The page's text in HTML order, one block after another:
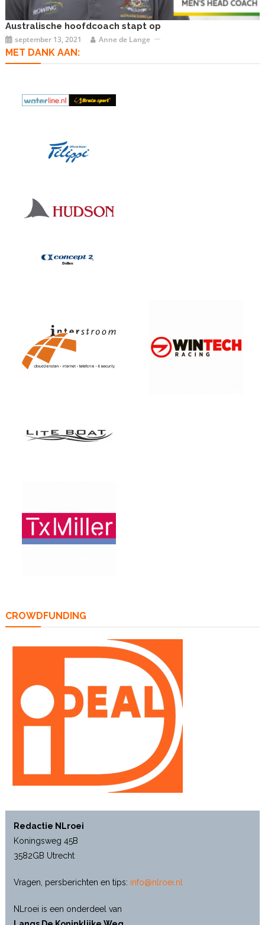
Australische hoofdcoach stapt op
september 13, 2021 Anne de Lange
MET DANK AAN:
CROWDFUNDING
Redactie NLroei
Koningsweg 45B
3582GB Utrecht
Vragen, persberichten en tips: info@nlroei.nl
NLroei is een onderdeel van